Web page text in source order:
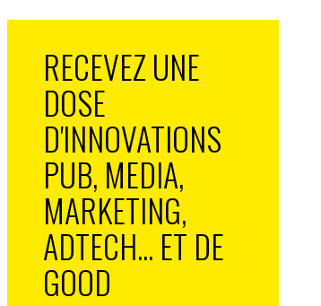
RECEVEZ UNE
DOSE
D'INNOVATIONS
PUB, MEDIA,
MARKETING,
ADTECH... ET DE
GOOD